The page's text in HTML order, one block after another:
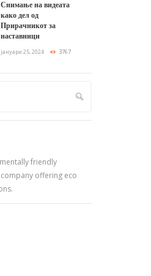
Снимање на видеата
како дел од
Прирачникот за
наставници
јануари 25, 2024 3767
friendly
offering eco